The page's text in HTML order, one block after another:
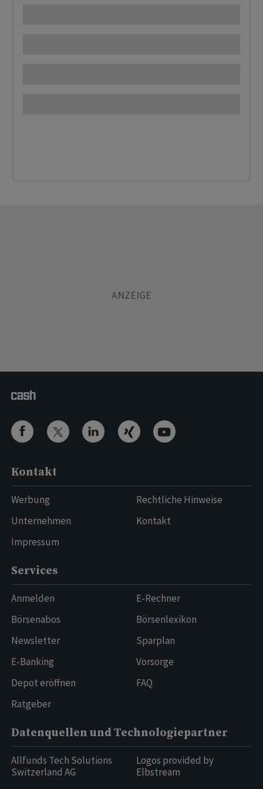
Kontakt
Werbung
Unternehmen
Impressum
Rechtliche Hinweise
Kontakt
Services
Anmelden
Börsenabos
Newsletter
E-Banking
Depot eröffnen
Ratgeber
E-Rechner
Börsenlexikon
Sparplan
Vorsorge
FAQ
Datenquellen und Technologiepartner
Allfunds Tech Solutions
Switzerland AG
Logos provided by
Elbstream